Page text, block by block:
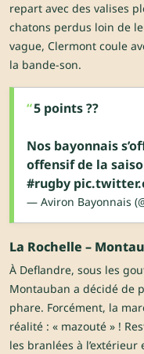
repart avec des valises
chatons perdus loin de
vague, Clermont coule
la bande-son.
5 points ??
Nos bayonnais
offensif de la
#rugby
— Aviron Bayonnais
La Rochelle –
À Deflandre, sous les
Montauban a décidé de
phare. Forcément, la
réalité : « mazouté » !
les branlées à